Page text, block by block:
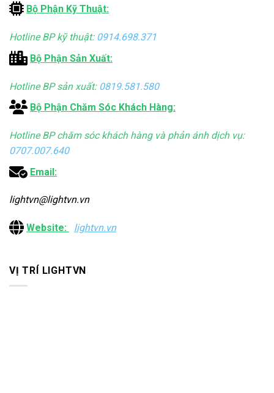
Bộ Phận Kỹ Thuật:
Hotline BP kỹ thuật: 0914.698.371
Bộ Phận Sản Xuất:
Hotline BP sản xuất: 0819.581.580
Bộ Phận Chăm Sóc Khách Hàng:
Hotline BP chăm sóc khách hàng và phản ánh dịch vụ:
0707.007.640
Email:
lightvn@lightvn.vn
Website: lightvn.vn
VỊ TRÍ LIGHTVN